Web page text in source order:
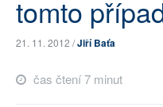
TÉMATA
NEJČTENĚJŠÍ ZA 7 DNÍ
tomto
21. 11. 2012 /Jiří Baťa
čas čtení 7 minut